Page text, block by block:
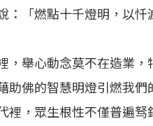
：「燃點十千燈明，以
，舉心動念莫不在造業
助佛的智慧明燈引燃我
裡，眾生根性不僅普遍驽